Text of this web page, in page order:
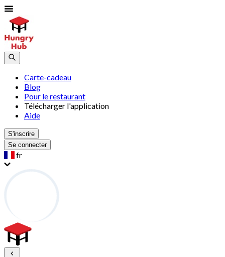
Carte-cadeau
Blog
Pour le restaurant
Télécharger l'application
Aide
S'inscrire
Se connecter
fr